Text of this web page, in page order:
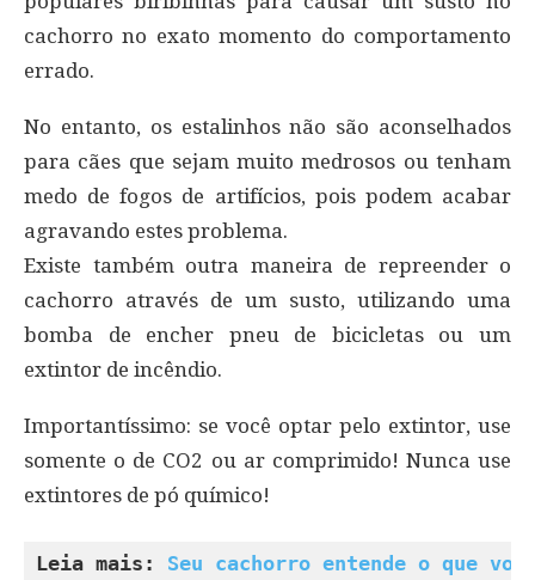
cachorro no exato momento do comportamento
errado.
No entanto, os estalinhos não são aconselhados
para cães que sejam muito medrosos ou tenham
medo de fogos de artifícios, pois podem acabar
agravando estes problema.
Existe também outra maneira de repreender o
cachorro através de um susto, utilizando uma
bomba de encher pneu de bicicletas ou um
extintor de incêndio.
Importantíssimo: se você optar pelo extintor, use
somente o de CO2 ou ar comprimido! Nunca use
extintores de pó químico!
Leia mais: Seu cachorro entende o que